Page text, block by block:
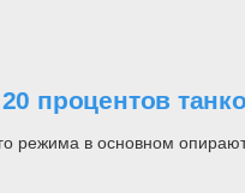
процентов
режима в основном